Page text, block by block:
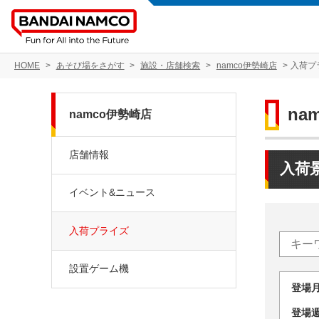
HOME あそび場をさがす 施設・店舗検索 namco伊勢崎店 入荷プ
入荷
登
登
namco伊勢崎店
店舗情報
イベント&ニュース
入荷プライズ
設置ゲーム機